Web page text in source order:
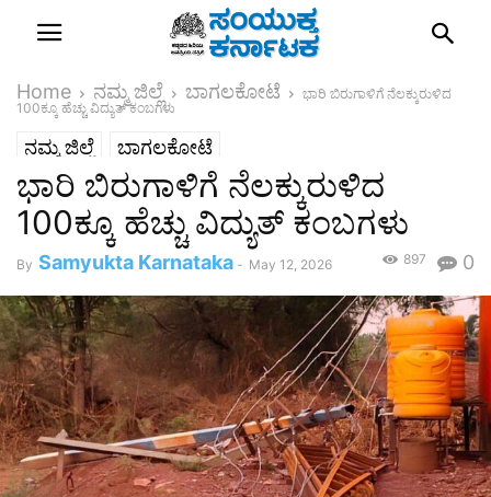
Home ನಮ್ಮ ಜಿಲ್ಲೆ ಬಾಗಲಕೋಟೆ
ಭಾರಿ ಬಿರುಗಾಳಿಗೆ ನೆಲಕ್ಕುರುಳಿದ
100ಕ್ಕೂ ಹೆಚ್ಚು ವಿದ್ಯುತ್ ಕಂಬಗಳು
ನಮ್ಮ ಜಿಲ್ಲೆ ಬಾಗಲಕೋಟೆ
ಭಾರಿ ಬಿರುಗಾಳಿಗೆ ನೆಲಕ್ಕುರುಳಿದ
100ಕ್ಕೂ ಹೆಚ್ಚು ವಿದ್ಯುತ್ ಕಂಬಗಳು
By Samyukta Karnataka - May 12, 2026 0
897